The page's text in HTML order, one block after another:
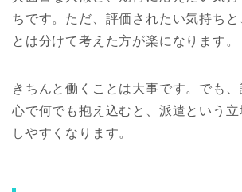
ちです。ただ、評価されたい気持ちと
とは分けて考えた方が楽になります。
きちんと働くことは大事です。でも
心で何でも抱え込むと、派遣という
しやすくなります。